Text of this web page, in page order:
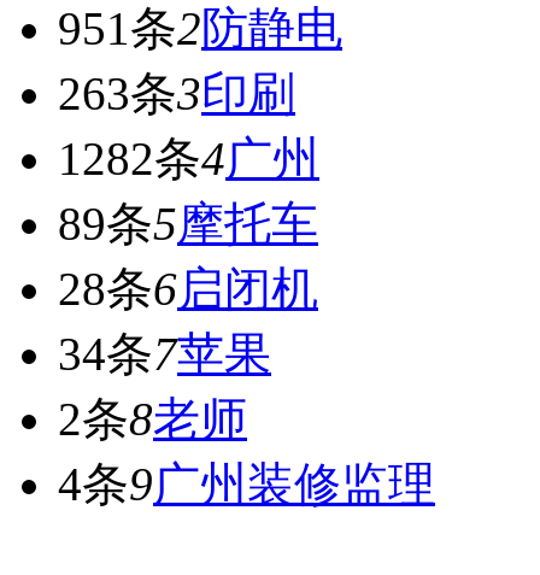
951条2防静电
263条3印刷
1282条4广州
89条5摩托车
28条6启闭机
34条7苹果
2条8老师
4条9广州装修监理